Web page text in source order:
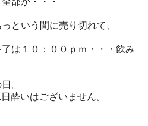
という間に売り切れて、
は１０：００ｐｍ・・・飲み
。
酔いはございません。